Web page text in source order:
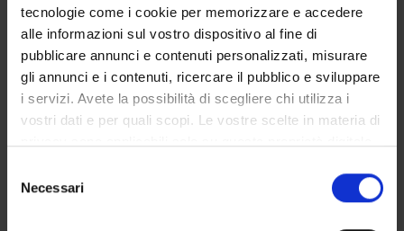
tecnologie come i cookie per memorizzare e accedere
alle informazioni sul vostro dispositivo al fine di
pubblicare annunci e contenuti personalizzati, misurare
gli annunci e i contenuti, ricercare il pubblico e sviluppare
i servizi. Avete la possibilità di scegliere chi utilizza i
vostri dati e per quali scopi. Le vostre scelte in materia di
modificare o revocare il proprio consenso in qualsiasi
momento dalla Dichiarazione sui cookie o facendo clic
delNecessari
BIBLIOTECHE
SPIN OFF E AZIENDE
Calendario